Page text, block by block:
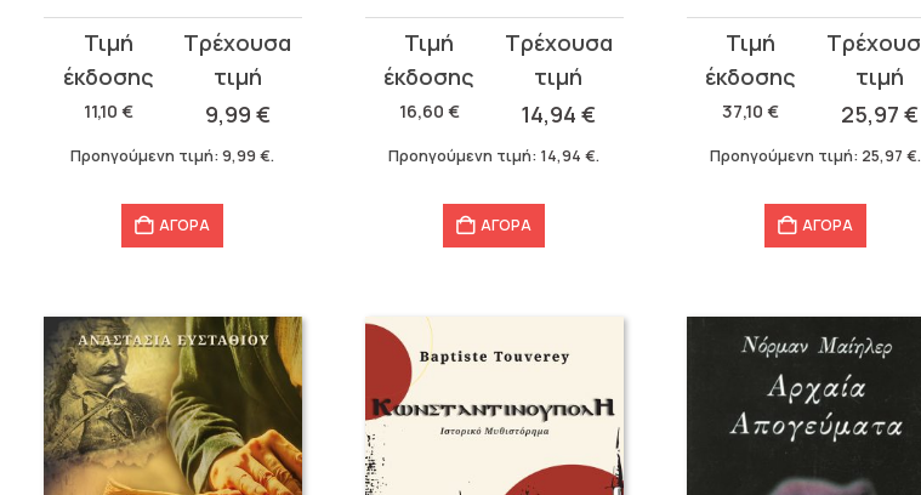
11,10 €
Original
price
was:
11,10 €.
9,99 €
τρέχουσα
τιμή
είναι:Προηγούμενη τιμή:9,99€.
ΑΓΟΡΑ
16,60 €
Original
price
was:
16,60 €.
14,94€
τρέχουσα
τιμή
είναι:
Προηγούμενη τιμή: 14,94€.
ΑΓΟΡΑ
37,10€
Original
price
was:
37,10 €.
25,97€
τρέχουσα
τιμή
είναι:
Προηγούμενη τιμή: 25,97 €.
ΑΓΟΡΑ